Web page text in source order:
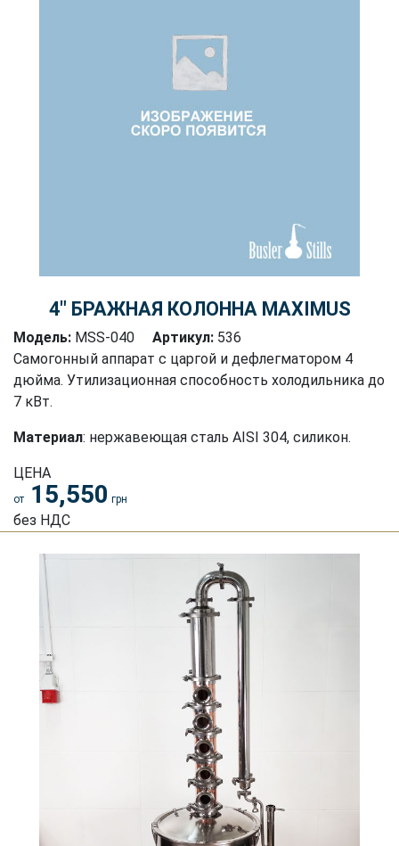
4″ БРАЖНАЯ КОЛОННА MAXIMUS
Модель: MSS-040 Артикул: 536
Самогонный аппарат с царгой и дефлегматором 4
дюйма. Утилизационная способность холодильника до
7 кВт.
Материал: нержавеющая сталь АISI 304, силикон.
ЦЕНА
от 15,550 грн
без НДС